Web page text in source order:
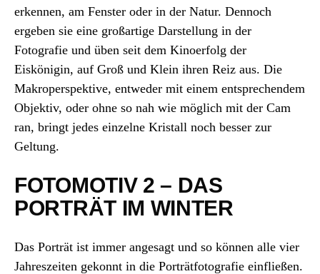
erkennen, am Fenster oder in der Natur. Dennoch
ergeben sie eine großartige Darstellung in der
Fotografie und üben seit dem Kinoerfolg der
Eiskönigin, auf Groß und Klein ihren Reiz aus. Die
Makroperspektive, entweder mit einem entsprechendem
Objektiv, oder ohne so nah wie möglich mit der Cam
ran, bringt jedes einzelne Kristall noch besser zur
Geltung.
FOTOMOTIV 2 – DAS
PORTRÄT IM WINTER
Das Porträt ist immer angesagt und so können alle vier
Jahreszeiten gekonnt in die Porträtfotografie einfließen.